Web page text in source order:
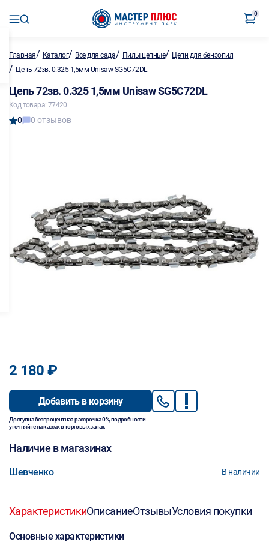
0
Главная/ Каталог/ Все для сада/ Пилы цепные/ Цепи для бензопил
/ Цепь 72зв. 0.325 1,5мм Unisaw SG5C72DL
Цепь 72зв. 0.325 1,5мм Unisaw SG5C72DL
Код товара: 77420
0 0 отзывов
2 180 ₽
Добавить в корзину
Доступна беспроцентная рассрочка 0%, подробности
уточняйте на кассах в торговых залах.
Наличие в магазинах
Шевченко В наличии
ХарактеристикиОписаниеОтзывыУсловия покупки
Основные характеристики